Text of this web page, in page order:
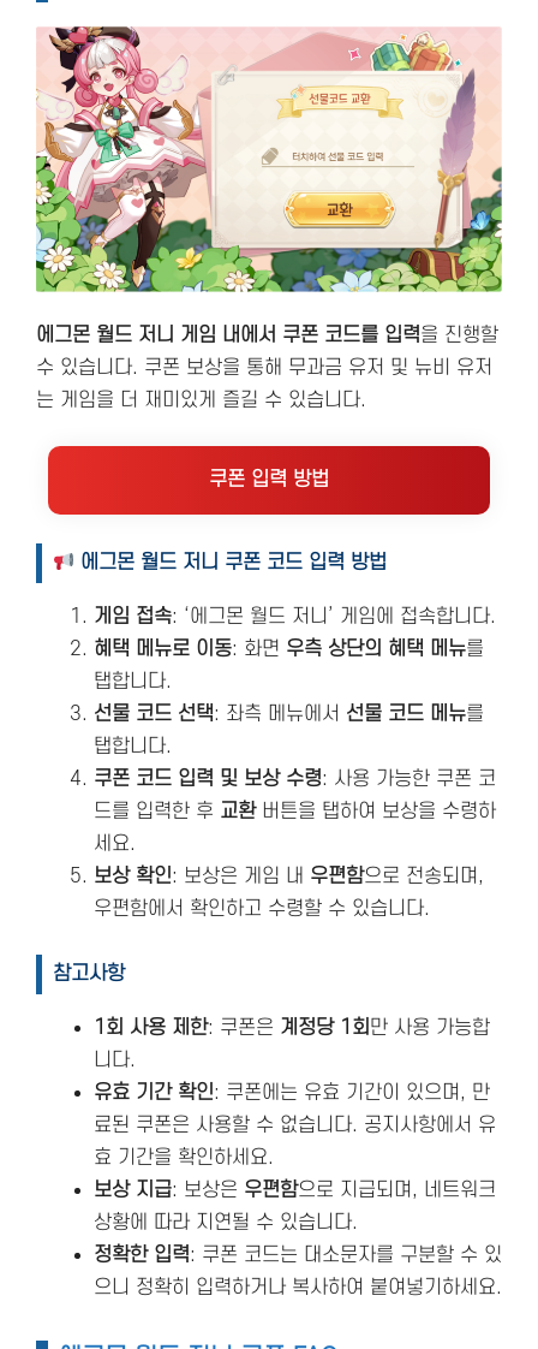
에그몬 월드 저니 게임 내에서 쿠폰 코드를 입력을 진행할
수 있습니다. 쿠폰 보상을 통해 무과금 유저 및 뉴비 유저
는 게임을 더 재미있게 즐길 수 있습니다.
쿠폰 입력 방법
에그몬 월드 저니 쿠폰 코드 입력 방법
게임 접속: ‘에그몬 월드 저니’ 게임에 접속합니다.
혜택 메뉴로 이동: 화면 우측 상단의 혜택 메뉴를
탭합니다.
선물 코드 선택: 좌측 메뉴에서 선물 코드 메뉴를
탭합니다.
쿠폰 코드 입력 및 보상 수령: 사용 가능한 쿠폰 코
드를 입력한 후 교환버튼을 탭하여 보상을 수령하
세요.
보상 확인: 보상은 게임 내 우편함으로 전송되며,
우편함에서 확인하고 수령할 수 있습니다.
참고사항
1회 사용 제한: 쿠폰은 계정당 1회만 사용 가능합
니다.
유효 기간 확인: 쿠폰에는 유효 기간이 있으며, 만
료된 쿠폰은 사용할 수 없습니다. 공지사항에서 유
효 기간을 확인하세요.
보상 지급: 보상은 우편함으로 지급되며, 네트워크
상황에 따라 지연될 수 있습니다.
정확한 입력: 쿠폰 코드는 대소문자를 구분할 수 있
으니 정확히 입력하거나 복사하여 붙여넣기하세요.